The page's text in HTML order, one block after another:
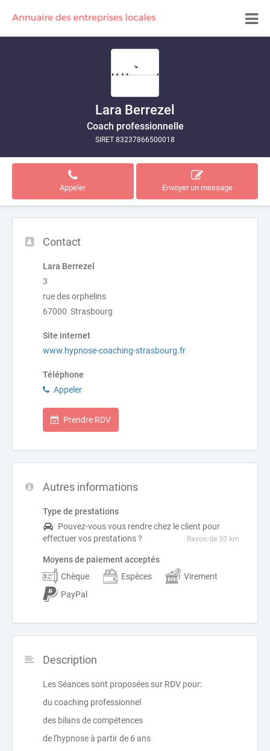
Lara Berrezel
Coach professionnelle
SIRET 83237866500018
Appeler Envoyer un message
Contact
Lara Berrezel
3
rue des orphelins
67000 Strasbourg
Site internet
www.hypnose-coaching-strasbourg.fr
Téléphone
Appeler
Prendre RDV
Autres informations
Type de prestations
Pouvez-vous vous rendre chez le client pour
effectuer vos prestations ?
Rayon de 30 km
Moyens de paiement acceptés
Chèque
Espèces
Virement
PayPal
Description
Les Séances sont proposées sur RDV pour:
du coaching professionnel
des bilans de compétences
de l'hypnose à partir de 6 ans